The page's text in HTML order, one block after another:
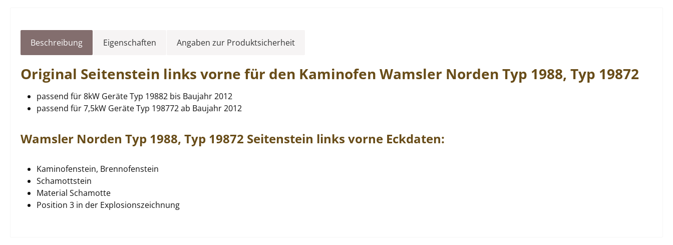
Beschreibung Eigenschaften Angaben zur Produktsicherheit
Original Seitenstein links vorne für den Kaminofen Wamsler Norden Typ 1988, Typ 19872
passend für 8kW Geräte Typ 19882 bis Baujahr 2012
passend für 7,5kW Geräte Typ 198772 ab Baujahr 2012
Wamsler Norden Typ 1988, Typ 19872 Seitenstein links vorne Eckdaten:
Kaminofenstein, Brennofenstein
Schamottstein
Material Schamotte
Position 3 in der Explosionszeichnung